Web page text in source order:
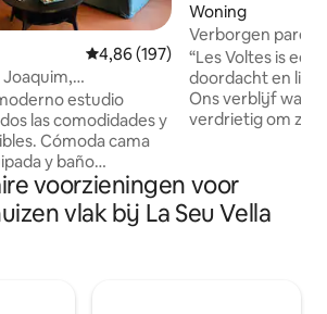
Gemiddelde beoordeling van
4,86 (197)
bed
estudio
las comodidades y
Cómoda cama
y baño
en pleno centro para
M.argalef. Todo
experiencia magnífica
Woning
Verborgen parel:
Retreat
“Les Voltes is
doordacht en
Ons verblijf was
verdrietig om zo
oud fresco
charme van ons
renovatie voegt
voorzieningen voor
vlak bij La Seu Vella